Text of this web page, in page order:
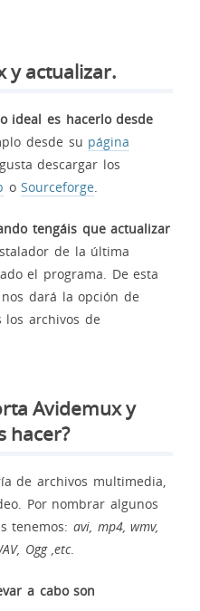
y actualizar.
ideal es hacerlo desde
desde su página
descargar los
oSourceforge.
tengáis que actualizar
de la última
el programa. De esta
dará la opción de
los archivos de
Avidemux y
hacer?
de archivos multimedia,
Por nombrar algunos
tenemos: avi, mp4, wmv,
Ogg ,etc.
a cabo son